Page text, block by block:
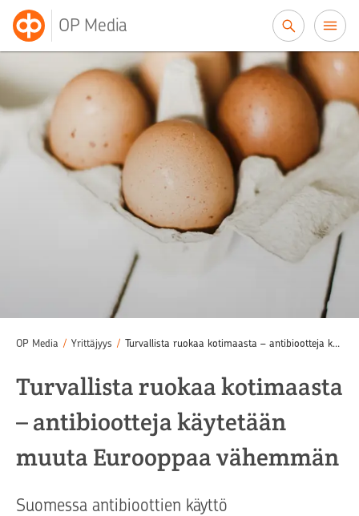
OP Media
OP Media / Yrittäjyys / Turvallista ruokaa kotimaasta – antibiootteja käytetään muuta Eurooppaa vähemmän
Turvallista ruokaa kotimaasta
– antibiootteja käytetään
muuta Eurooppaa vähemmän
Suomessa antibioottien käyttö